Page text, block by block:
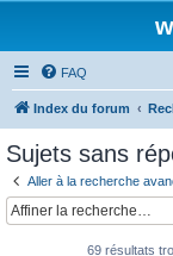
FAQ
Index du forum
Sujets sans
Aller à la recherche
69 résultats